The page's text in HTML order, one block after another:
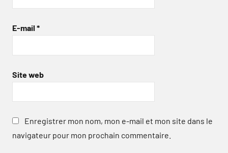
E-mail *
Site web
Enregistrer mon nom, mon e-mail et mon site dans le
navigateur pour mon prochain commentaire.